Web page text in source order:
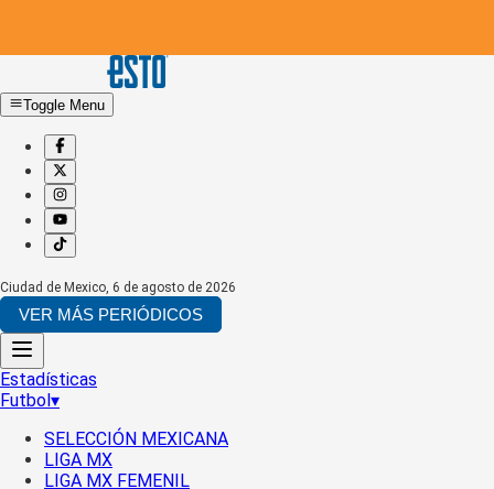
Toggle Menu
Ciudad de Mexico, 6 de agosto de 2026
VER MÁS PERIÓDICOS
Estadísticas
Futbol▾
SELECCIÓN MEXICANA
LIGA MX
LIGA MX FEMENIL